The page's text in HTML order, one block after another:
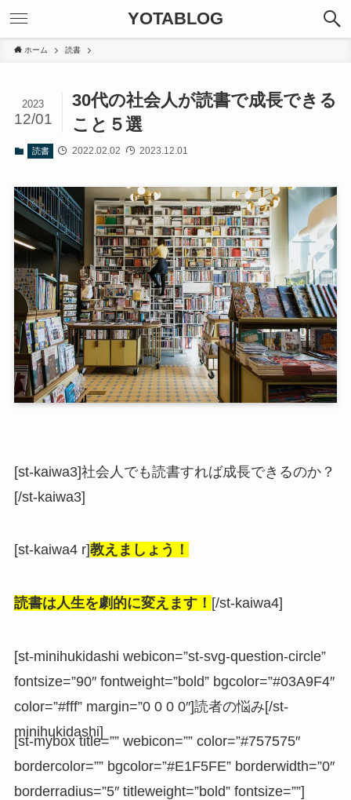
YOTABLOG
ホーム 読書
30代の社会人が読書で成長できる
こと５選
2023
12/01
読書 2022.02.02 2023.12.01
[st-kaiwa3]社会人でも読書すれば成長できるのか？
[/st-kaiwa3]
[st-kaiwa4 r]教えましょう！
読書は人生を劇的に変えます！ [/st-kaiwa4]
[st-minihukidashi webicon=”st-svg-question-circle”
fontsize=”90″ fontweight=”bold” bgcolor=”#03A9F4″
color=”#fff” margin=”0 0 0 0″]読者の悩み[/st-
minihukidashi]
[st-mybox title=”” webicon=”” color=”#757575″
bordercolor=”” bgcolor=”#E1F5FE” borderwidth=”0″
borderradius=”5″ titleweight=”bold” fontsize=””]